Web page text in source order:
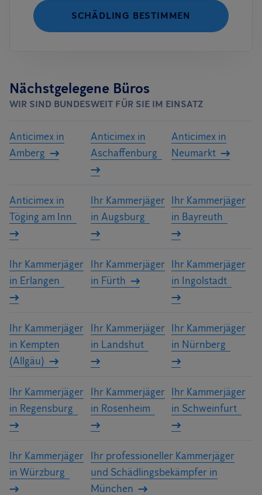
SCHÄDLING BESTIMMEN
Nächstgelegene Büros
WIR SIND BUNDESWEIT FÜR SIE IM EINSATZ
Anticimex in
Amberg
Anticimex in
Aschaffenburg
Anticimex in
Neumarkt
Anticimex in
Töging am Inn
Ihr Kammerjäger
in Augsburg
Ihr Kammerjäger
in Bayreuth
Ihr Kammerjäger
in Erlangen
Ihr Kammerjäger
in Fürth
Ihr Kammerjäger
in Ingolstadt
Ihr Kammerjäger
in Kempten
(Allgäu)
Ihr Kammerjäger
in Landshut
Ihr Kammerjäger
in Nürnberg
Ihr Kammerjäger
in Regensburg
Ihr Kammerjäger
in Rosenheim
Ihr Kammerjäger
in Schweinfurt
Ihr Kammerjäger
in Würzburg
Ihr professioneller Kammerjäger
und Schädlingsbekämpfer in
München